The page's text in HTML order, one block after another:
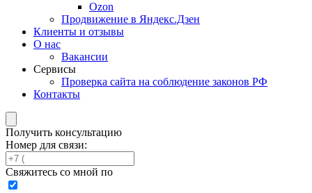
Ozon
Продвижение в Яндекс.Дзен
Клиенты и отзывы
О нас
Вакансии
Сервисы
Проверка сайта на соблюдение законов РФ
Контакты
Получить консультацию
Номер для связи:
Свяжитесь со мной по